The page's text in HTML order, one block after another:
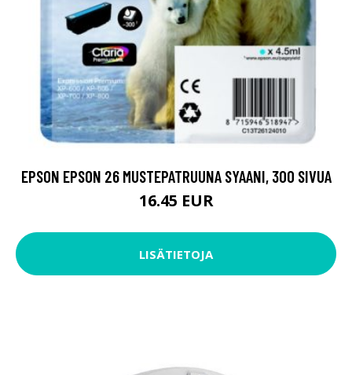
EPSON EPSON 26 MUSTEPATRUUNA SYAANI, 300 SIVUA
16.45 EUR
LISÄTIETOJA